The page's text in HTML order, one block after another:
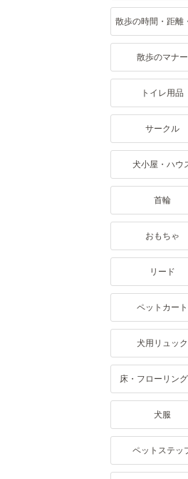
散歩の時間・距離
散歩のマナー
トイレ用品
サークル
犬小屋・ハウ
首輪
おもちゃ
リード
ペットカート
犬用リュック
床・フローリン
犬服
ペットステッ